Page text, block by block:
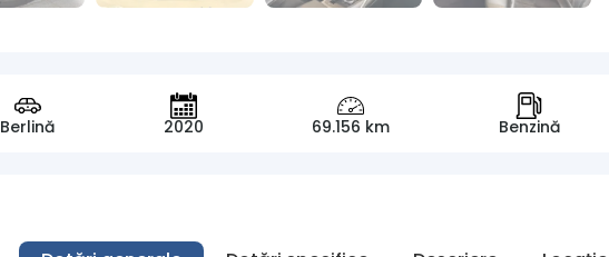
Berlină 2020 69.156 km Benzină